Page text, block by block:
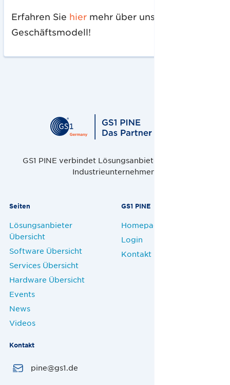
Erfahren Sie hier mehr über unser
Geschäftsmodell!
GS1 PINE verbindet Lösungsanbieter, Handel und
Industrieunternehmen.
Seiten
Lösungsanbieter
Übersicht
Software Übersicht
Services Übersicht
Hardware Übersicht
Events
News
Videos
GS1 PINE
Homepage
Login
Kontakt
Kontakt
pine@gs1.de